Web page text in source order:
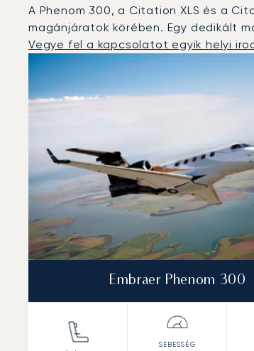
A Phenom 300, a Citation XLS és a
magánjáratok körében. Egy dedikált
Vegye fel a kapcsolatot egyik helyi
Amszterdam : A 3 legtöbbet repült
Repülőgép fotója Repülőgép-típus
Sebesség (km/h)
Sebesség (csomó)
Hatótávolság (NM)
Embraer Phenom 300